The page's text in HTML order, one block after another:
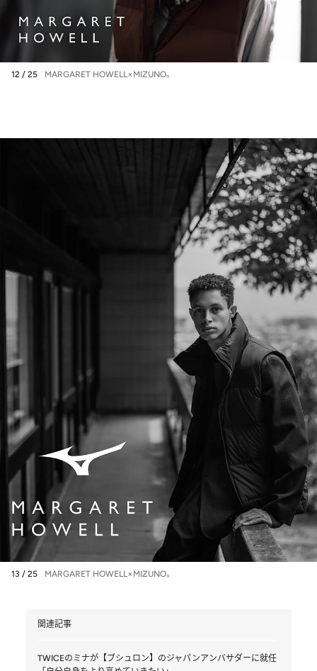
12 / 25 MARGARET HOWELL×MIZUNO。
13 / 25 MARGARET HOWELL×MIZUNO。
関連記事
TWICEのミナが【ブシュロン】のジャパンアンバサダーに就任